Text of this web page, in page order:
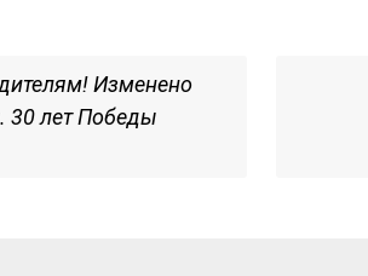
Изменено
30 лет Победы